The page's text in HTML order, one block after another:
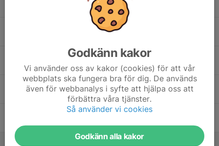
20
Godkänn kakor
Vi använder oss av kakor (cookies) för att vår
webbplats ska fungera bra för dig. De används
även för webbanalys i syfte att hjälpa oss att
förbättra våra tjänster.
Så använder vi cookies
Godkänn alla kakor